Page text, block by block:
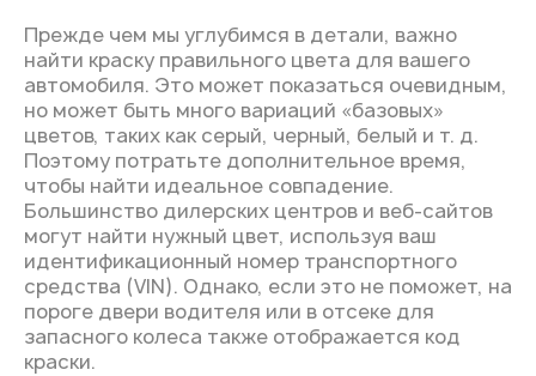
Прежде чем мы углубимся в детали, важно
найти краску правильного цвета для вашего
автомобиля. Это может показаться очевидным,
но может быть много вариаций «базовых»
цветов, таких как серый, черный, белый и т. д.
Поэтому потратьте дополнительное время,
чтобы найти идеальное совпадение.
Большинство дилерских центров и веб-сайтов
могут найти нужный цвет, используя ваш
идентификационный номер транспортного
средства (VIN). Однако, если это не поможет, на
пороге двери водителя или в отсеке для
запасного колеса также отображается код
краски.